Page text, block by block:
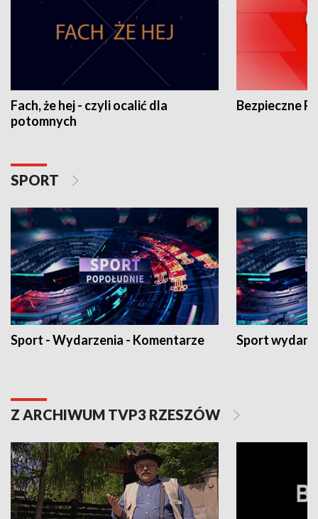
Fach, że hej - czyli ocalić dla
potomnych
Bezpieczne
SPORT
Sport - Wydarzenia - Komentarze Sport
Z ARCHIWUM TVP3 RZESZÓW